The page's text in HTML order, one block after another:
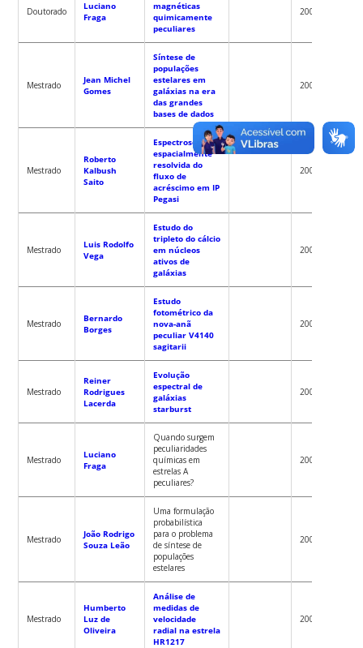
Doutorado
Luciano
Fraga
magnéticas
quimicamente
peculiares
2006
Mestrado
Jean Michel
Gomes
Síntese de
populações
estelares em
galáxias na era
das grandes
bases de dados
2005
Mestrado
Roberto
Kalbush
Saito
Espectroscopia
espacialmente
resolvida do
fluxo de
acréscimo em IP
Pegasi
2004
Mestrado
Luis Rodolfo
Vega
Estudo do
tripleto do cálcio
em núcleos
ativos de
galáxias
2004
Mestrado
Bernardo
Borges
Estudo
fotométrico da
nova-anã
peculiar V4140
sagitarii
2004
Mestrado
Reiner
Rodrigues
Lacerda
Evolução
espectral de
galáxias
starburst
2002
Mestrado
Luciano
Fraga
Quando surgem
peculiaridades
químicas em
estrelas A
peculiares?
2002
Mestrado
João Rodrigo
Souza Leão
Uma formulação
probabilística
para o problema
de síntese de
populações
estelares
2001
Mestrado
Humberto
Luz de
Oliveira
Análise de
medidas de
velocidade
radial na estrela
HR1217
2001